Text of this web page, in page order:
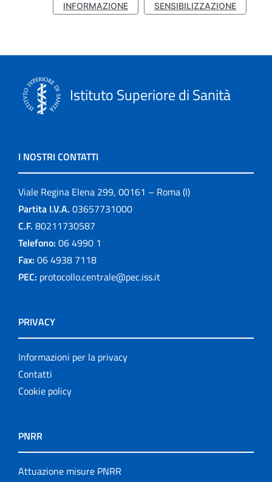
INFORMAZIONE
SENSIBILIZZAZIONE
Istituto Superiore di Sanità
I NOSTRI CONTATTI
Viale Regina Elena 299, 00161 – Roma (I)
Partita I.V.A. 03657731000
C.F. 80211730587
Telefono: 06 4990 1
Fax: 06 4938 7118
PEC: protocollo.centrale@pec.iss.it
PRIVACY
Informazioni per la privacy
Contatti
Cookie policy
PNRR
Attuazione misure PNRR